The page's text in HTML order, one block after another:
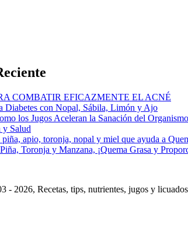
COMBATIR EFICAZMENTE EL ACNÉ
Diabetes con Nopal, Sábila, Limón y Ajo
los Jugos Aceleran la Sanación del Organismo
y Salud
apio, toronja, nopal y miel que ayuda a
Toronja y Manzana, ¡Quema Grasa y
- 2026, Recetas, tips, nutrientes, jugos y licuados